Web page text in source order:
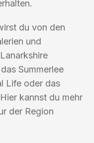
du von den
und
Summerlee
Life oder das
kannst du mehr
der Region